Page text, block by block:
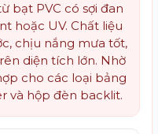
bạt PVC có sợi đan
hoặc UV. Chất liệu
chịu nắng mưa tốt,
diện tích lớn. Nhờ
cho các loại bảng
và hộp đèn backlit.